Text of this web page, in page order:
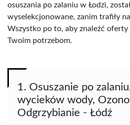
osuszania po zalaniu w Łodzi,
wyselekcjonowane, zanim trafiły
Wszystko po to, aby znaleźć
Twoim potrzebom.
1. Osuszanie po
wycieków wody,
Odgrzybianie - Łódź